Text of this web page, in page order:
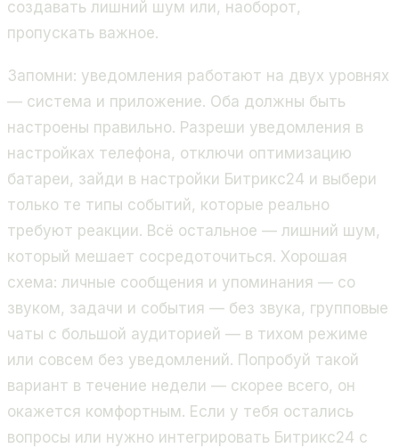
создавать лишний шум или, наоборот,
пропускать важное.
Запомни: уведомления работают на двух уровнях
— система и приложение. Оба должны быть
настроены правильно. Разреши уведомления в
настройках телефона, отключи оптимизацию
батареи, зайди в настройки Битрикс24 и выбери
только те типы событий, которые реально
требуют реакции. Всё остальное — лишний шум,
который мешает сосредоточиться. Хорошая
схема: личные сообщения и упоминания — со
звуком, задачи и события — без звука, групповые
чаты с большой аудиторией — в тихом режиме
или совсем без уведомлений. Попробуй такой
вариант в течение недели — скорее всего, он
окажется комфортным. Если у тебя остались
вопросы или нужно интегрировать Битрикс24 с